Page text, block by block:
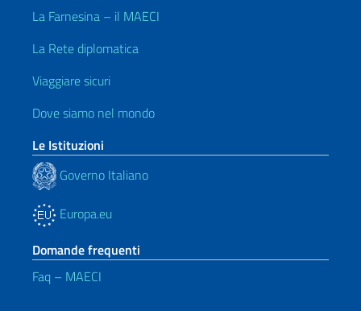
La Farnesina – il MAECI
La Rete diplomatica
Viaggiare sicuri
Dove siamo nel mondo
Le Istituzioni
Governo Italiano
Europa.eu
Domande frequenti
Faq – MAECI